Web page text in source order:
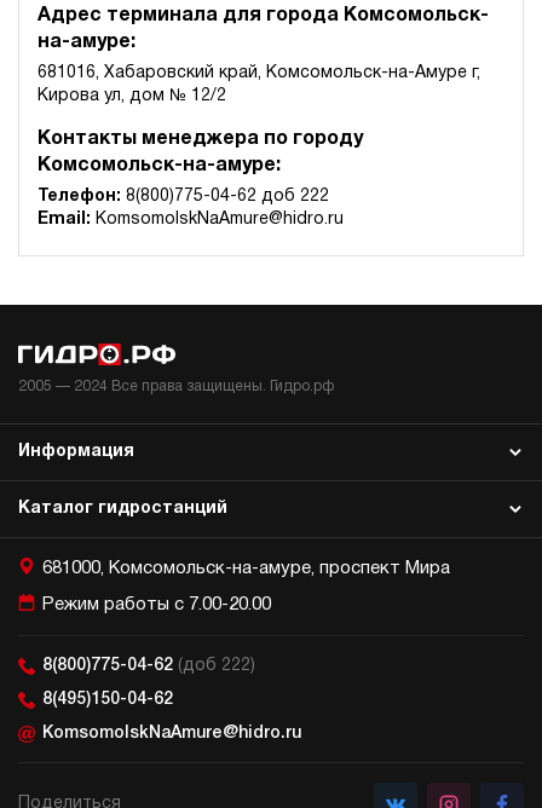
Адрес терминала для города Комсомольск-
на-амуре:
681016, Хабаровский край, Комсомольск-на-Амуре г,
Кирова ул, дом № 12/2
Контакты менеджера по городу
Комсомольск-на-амуре:
Телефон: 8(800)775-04-62 доб 222
Email: KomsomolskNaAmure@hidro.ru
2005 — 2024 Все права защищены. Гидро.рф
Каталог гидростанций
Информация
681000, Комсомольск-на-амуре, проспект Мира
Режим работы с 7.00-20.00
8(800)775-04-62 (доб 222)
8(495)150-04-62
KomsomolskNaAmure@hidro.ru
Поделиться